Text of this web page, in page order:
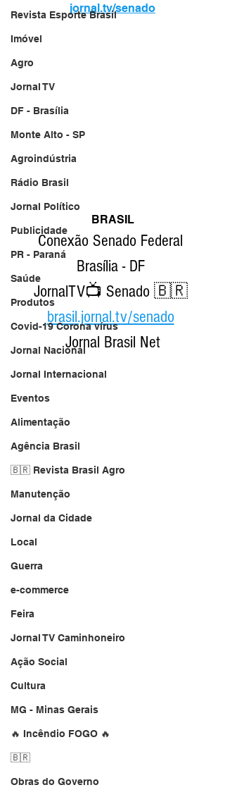
Revista Esporte Brasil
Imóvel
Agro
Jornal TV
DF - Brasília
Monte Alto - SP
Agroindústria
Rádio Brasil
Jornal Político
Publicidade
PR - Paraná
Saúde
Produtos
Covid-19 Corona vírus
Jornal Nacional
Jornal Internacional
Eventos
Alimentação
Agência Brasil
🇧🇷 Revista Brasil Agro
Manutenção
Jornal da Cidade
Local
Guerra
e-commerce
Feira
Jornal TV Caminhoneiro
Ação Social
Cultura
MG - Minas Gerais
🔥 Incêndio FOGO 🔥
🇧🇷
Obras do Governo
jornal.tv/senado
BRASIL
Conexão Senado Federal
Brasília - DF
JornalTV📺 Senado 🇧🇷
brasil.jornal.tv/senado
Jornal Brasil Net